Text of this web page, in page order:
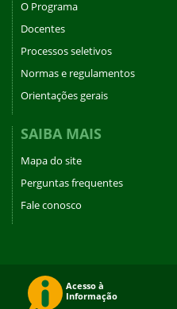
O Programa
Docentes
Processos seletivos
Normas e regulamentos
Orientações gerais
SAIBA MAIS
Mapa do site
Perguntas frequentes
Fale conosco